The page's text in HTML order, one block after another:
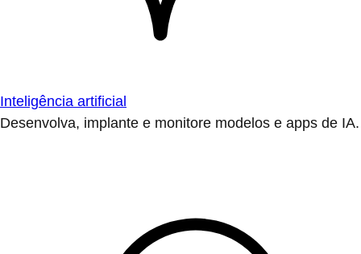
Inteligência artificial
Desenvolva, implante e monitore modelos e apps de IA.